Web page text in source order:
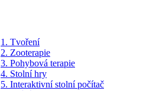
1. Tvoření
2. Zooterapie
3. Pohybová terapie
4. Stolní hry
5. Interaktivní stolní počítač